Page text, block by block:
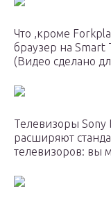
Что ,кроме
браузер на Smart
(Видео сделано
Телевизоры Sony
расширяют
телевизоров: вы